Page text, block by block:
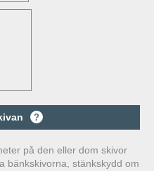
?
på den eller dom skivor
bänkskivorna, stänkskydd om